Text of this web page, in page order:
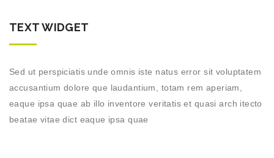
TEXT WIDGET
Sed ut perspiciatis unde omnis iste natus error sit voluptatem
accusantium dolore que laudantium, totam rem aperiam,
eaque ipsa quae ab illo inventore veritatis et quasi arch itecto
beatae vitae dict eaque ipsa quae